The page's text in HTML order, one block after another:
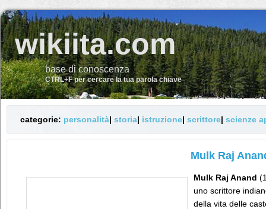
wikiita.com
base di conoscenza
CTRL+F per cercare la tua parola chiave
categorie: personalità| storia| istruzione| scrittore| scienze
Mulk Raj
Mulk Raj Anand
uno scrittore
della vita delle